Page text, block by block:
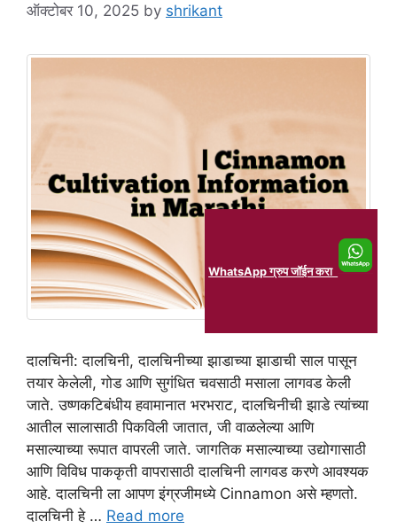
ऑक्टोबर 10, 2025 by shrikant
दालचिनी: दालचिनी, दालचिनीच्या झाडाच्या झाडाची साल पासून
तयार केलेली, गोड आणि सुगंधित चवसाठी मसाला लागवड केली
जाते. उष्णकटिबंधीय हवामानात भरभराट, दालचिनीची झाडे त्यांच्या
आतील सालासाठी पिकविली जातात, जी वाळलेल्या आणि
मसाल्याच्या रूपात वापरली जाते. जागतिक मसाल्याच्या उद्योगासाठी
आणि विविध पाककृती वापरासाठी दालचिनी लागवड करणे आवश्यक
आहे. दालचिनी ला आपण इंग्रजीमध्ये Cinnamon असे म्हणतो.
दालचिनी हे … Read more
WhatsApp ग्रुप जॉईन करा